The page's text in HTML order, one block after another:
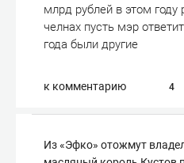
млрд рублей в этом году
челнах пусть мэр
года были другие
к комментарию 4
Из «Эфко» отожмут